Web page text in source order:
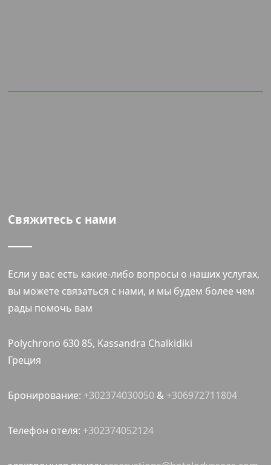
Свяжитесь с нами
Если у вас есть какие-либо вопросы о наших услугах,
вы можете связаться с нами, и мы будем более чем
рады помочь вам
Polychrono 630 85, Kassandra Chalkidiki
Греция
Бронирование: +302374030050 & +306972711804
Телефон отеля: +302374052124